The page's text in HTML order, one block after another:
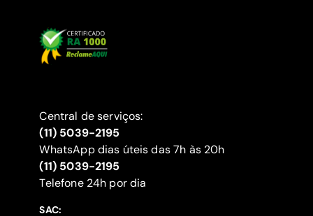
Central de serviços:
(11) 5039-2195
WhatsApp dias úteis das 7h às 20h
(11) 5039-2195
‍Telefone 24h por dia
SAC: